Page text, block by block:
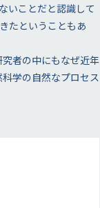
いことだと認識して
たということもあ
者の中にもなぜ近年
学の自然なプロセス